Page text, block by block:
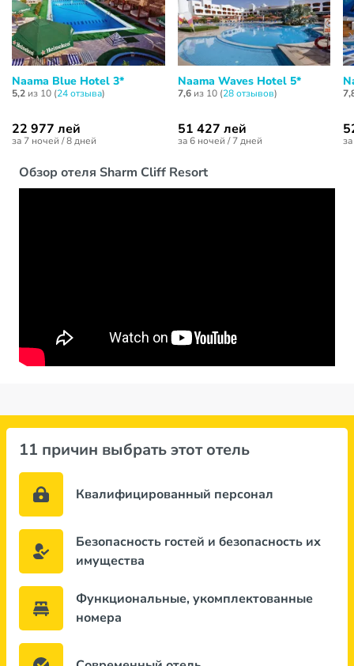
Обзор отеля Sharm Cliff Resort
Naama Blue Hotel 3*
5,2 из 10 (24 отзывa)
22 977 лей
за 7 ночей / 8 дней
Naama Waves Hotel 5*
7,6из 10 (28 отзывов)
51 427 лей
за 6 ночей / 7 дней
11 причин выбрать этот отель
Квалифицированный персонал
Безопасность гостей и безопасность их
имущества
Функциональные, укомплектованные
номера